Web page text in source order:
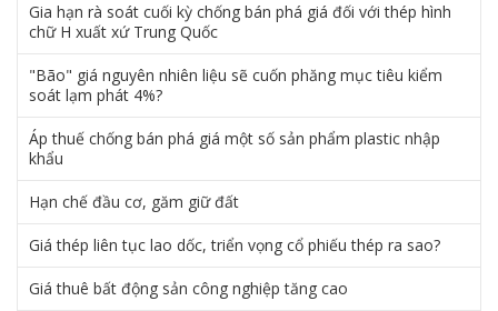
Gia hạn rà soát cuối kỳ chống bán phá giá đối với thép hình
chữ H xuất xứ Trung Quốc
"Bão" giá nguyên nhiên liệu sẽ cuốn phăng mục tiêu kiểm
soát lạm phát 4%?
Áp thuế chống bán phá giá một số sản phẩm plastic nhập
khẩu
Hạn chế đầu cơ, găm giữ đất
Giá thép liên tục lao dốc, triển vọng cổ phiếu thép ra sao?
Giá thuê bất động sản công nghiệp tăng cao